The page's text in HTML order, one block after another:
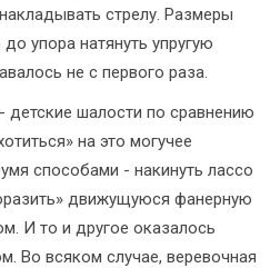
стрелу. Размеры
упора натянуть упругую
не с первого раза.
детские шалости по сравнению
на это могучее
способами - накинуть лассо
движущуюся фанерную
И то и другое оказалось
Во всяком случае, веревочная